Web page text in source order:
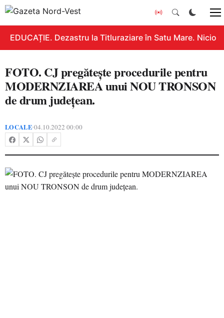
EDUCAȚIE. Dezastru la Titluraziare în Satu Mare. Nicio
FOTO. CJ pregătește procedurile pentru
MODERNZIAREA unui NOU TRONSON
de drum județean.
LOCALE•04.10.2022 00:00